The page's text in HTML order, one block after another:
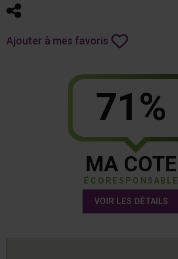
Partager
Ajouter à mes favoris
71%
MA COTE
ÉCORESPONSABLE
VOIR LES DÉTAILS